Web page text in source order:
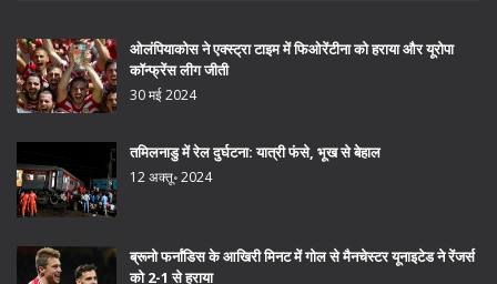
ओलंपियाकोस ने एक्स्ट्रा टाइम में फिओरेंटीना को हराया और यूरोपा
कॉन्फ्रेंस लीग जीती
30 मई 2024
तमिलनाडु में रेल दुर्घटना: यात्री फंसे, भूख से बेहाल
12 अक्तू॰ 2024
ब्रूनो फर्नांडिस के आखिरी मिनट में गोल से मैनचेस्टर यूनाइटेड ने रेंजर्स
को 2-1 से हराया